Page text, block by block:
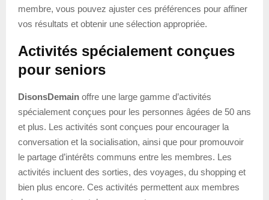
membre, vous pouvez ajuster ces préférences pour affiner
vos résultats et obtenir une sélection appropriée.
Activités spécialement conçues
pour seniors
DisonsDemain offre une large gamme d’activités
spécialement conçues pour les personnes âgées de 50 ans
et plus. Les activités sont conçues pour encourager la
conversation et la socialisation, ainsi que pour promouvoir
le partage d’intérêts communs entre les membres. Les
activités incluent des sorties, des voyages, du shopping et
bien plus encore. Ces activités permettent aux membres